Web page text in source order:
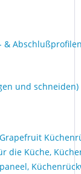
&
und schneiden)
die Küche,